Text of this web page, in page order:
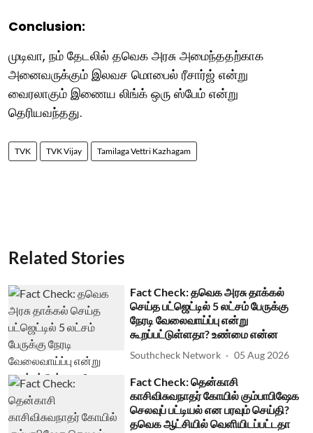
Conclusion:
முடிவா, நம் தேடலில் தவெக அரசு அமைந்ததற்காக
அனைவருக்கும் இலவச மொபைல் ரீசார்ஜ் என்று
வைரலாகும் இணைய லிங்க் ஒரு ஸ்பேம் என்று
தெரியவந்தது.
TVK TVK Vijay Tamilaga Vettri Kazhagam
Related Stories
Fact Check: தவெக அரசு தாக்கல்
செய்த பட்ஜெட்டில் 5 லட்சம் பேருக்கு
நேரடி வேலைவாய்ப்பு என்று
கூறப்பட்டுள்ளதா? உண்மை என்ன
Southcheck Network 05 Aug 2026
Fact Check: தென்காசி
காசிவிசுவநாதர் கோயில் கும்பாபிஷேக
செலவுப் பட்டியல் என பரவும் செய்தி?
தவெக ஆட்சியில் வெளியிடப்பட்டதா